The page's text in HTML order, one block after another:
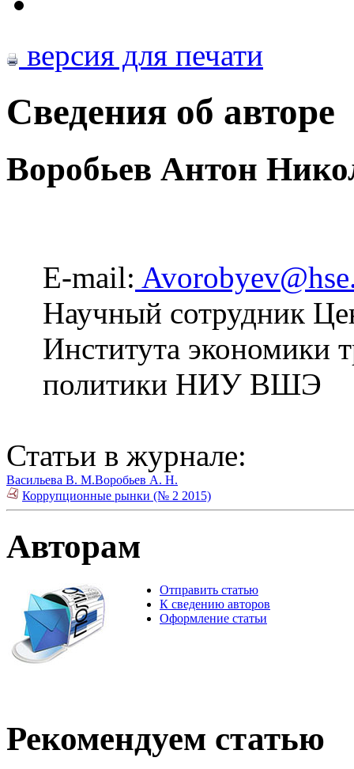
версия для печати
Сведения об авторе
Воробьев Антон
E-mail:
Научный сотрудник
Института экономики
политики НИУ ВШЭ
Статьи в журнале:
Васильева В. М.Воробьев А. Н.
Коррупционные рынки (№ 2 2015)
Авторам
Отправить статью
К сведению авторов
Оформление статьи
Рекомендуем статью